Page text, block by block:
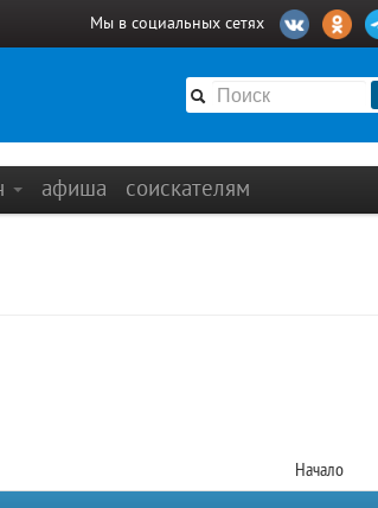
Мы в социальных сетях
афиша соискателям
Начало